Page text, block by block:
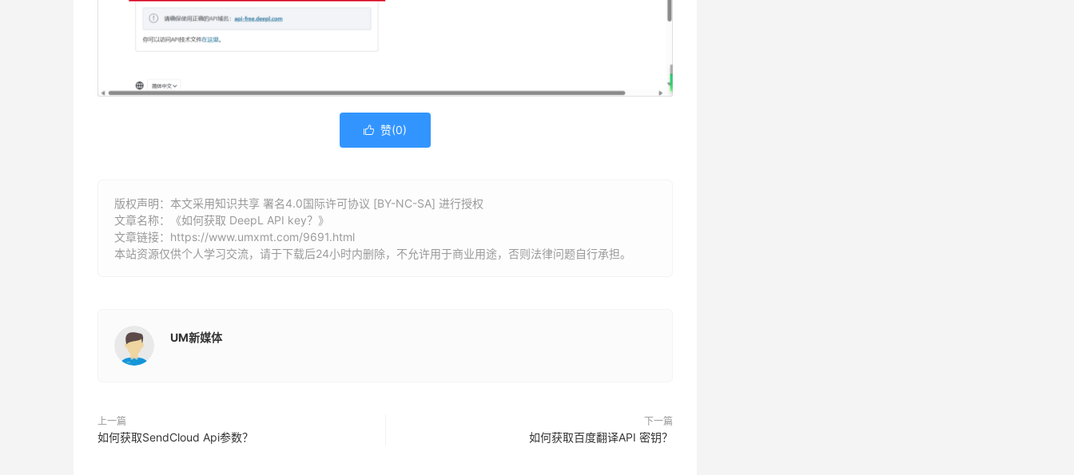
 赞(0)
版权声明：本文采用知识共享 署名4.0国际许可协议 [BY-NC-SA] 进行授权
文章名称：《如何获取 DeepL API key？》
文章链接： https://www.umxmt.com/9691.html
本站资源仅供个人学习交流，请于下载后24小时内删除，不允许用于商业用途，否则法律问题自行承担。
UM新媒体
上一篇
如何获取SendCloud Api参数？
下一篇
如何获取百度翻译API 密钥？